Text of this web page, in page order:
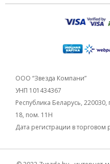
ООО “Звезда Компани”
УНП 101434367
Республика Беларусь,
18, пом. 11Н
Дата регистрации в торговом